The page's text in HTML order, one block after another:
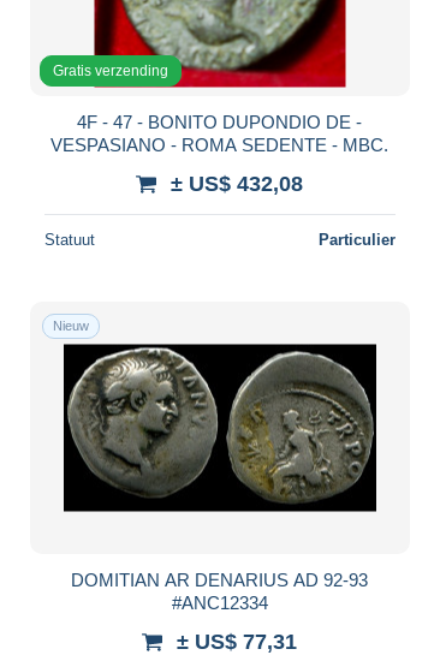
Gratis verzending
4F - 47 - BONITO DUPONDIO DE -
VESPASIANO - ROMA SEDENTE - MBC.
± US$ 432,08
Statuut Particulier
Nieuw
DOMITIAN AR DENARIUS AD 92-93
#ANC12334
± US$ 77,31